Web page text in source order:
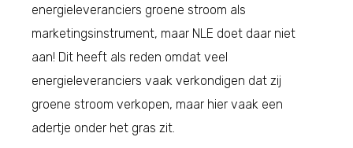
energieleveranciers groene stroom als
marketingsinstrument, maar NLE doet daar niet
aan! Dit heeft als reden omdat veel
energieleveranciers vaak verkondigen dat zij
groene stroom verkopen, maar hier vaak een
adertje onder het gras zit.